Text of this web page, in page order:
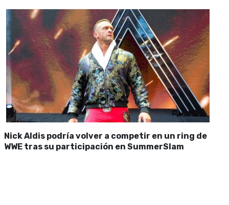
Nick Aldis podría volver a competir en un ring de
WWE tras su participación en SummerSlam